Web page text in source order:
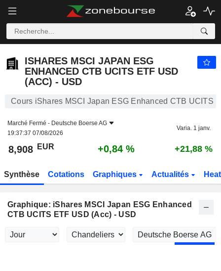
ISHARES MSCI JAPAN ESG
ENHANCED CTB UCITS ETF USD
(ACC) - USD
Cours iShares MSCI Japan ESG Enhanced CTB UCITS
Marché Fermé - Deutsche Boerse AG
19:37:37 07/08/2026
Varia. 1 janv.
8,908 EUR +0,84 % +21,88 %
Synthèse Cotations Graphiques Actualités
Graphique: iShares MSCI Japan ESG Enhanced
CTB UCITS ETF USD (Acc) - USD